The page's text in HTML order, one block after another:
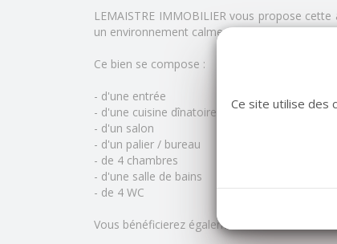
LEMAISTRE IMMOBILIER vous propose
un environnement calme et recherché.
Ce bien se compose :
- d'une entrée
- d'une cuisine dînatoire
- d'un salon
- d'un palier / bureau
- de 4 chambres
- d'une salle de bains
- de 4 WC
Vous bénéficierez également de :
Ce site utilise des